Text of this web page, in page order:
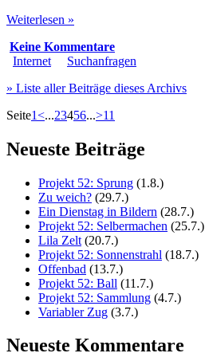
Weiterlesen »
Keine Kommentare
Internet
Suchanfragen
» Liste aller Beiträge dieses Archivs
Seite1<...23456...>11
Neueste Beiträge
Projekt 52: Sprung (1.8.)
Zu weich? (29.7.)
Ein Dienstag in Bildern (28.7.)
Projekt 52: Selbermachen (25.7.)
Lila Zelt (20.7.)
Projekt 52: Sonnenstrahl (18.7.)
Offenbad (13.7.)
Projekt 52: Ball (11.7.)
Projekt 52: Sammlung (4.7.)
Variabler Zug (3.7.)
Neueste Kommentare